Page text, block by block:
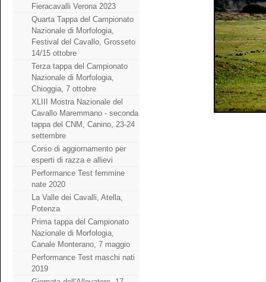
Fieracavalli Verona 2023
Quarta Tappa del Campionato
Nazionale di Morfologia,
Festival del Cavallo, Grosseto
14/15 ottobre
Terza tappa del Campionato
Nazionale di Morfologia,
Chioggia, 7 ottobre
XLIII Mostra Nazionale del
Cavallo Maremmano - seconda
tappa del CNM, Canino, 23-24
settembre
Corso di aggiornamento per
esperti di razza e allievi
Performance Test femmine
nate 2020
La Valle dei Cavalli, Atella,
Potenza
Prima tappa del Campionato
Nazionale di Morfologia,
Canale Monterano, 7 maggio
Performance Test maschi nati
2019